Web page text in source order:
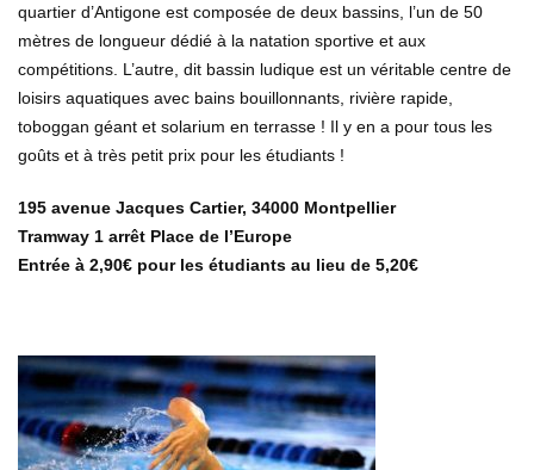
quartier d’Antigone est composée de deux bassins, l’un de 50
mètres de longueur dédié à la natation sportive et aux
compétitions. L’autre, dit bassin ludique est un véritable centre de
loisirs aquatiques avec bains bouillonnants, rivière rapide,
toboggan géant et solarium en terrasse ! Il y en a pour tous les
goûts et à très petit prix pour les étudiants !
195 avenue Jacques Cartier, 34000 Montpellier
Tramway 1 arrêt Place de l’Europe
Entrée à 2,90€ pour les étudiants au lieu de 5,20€